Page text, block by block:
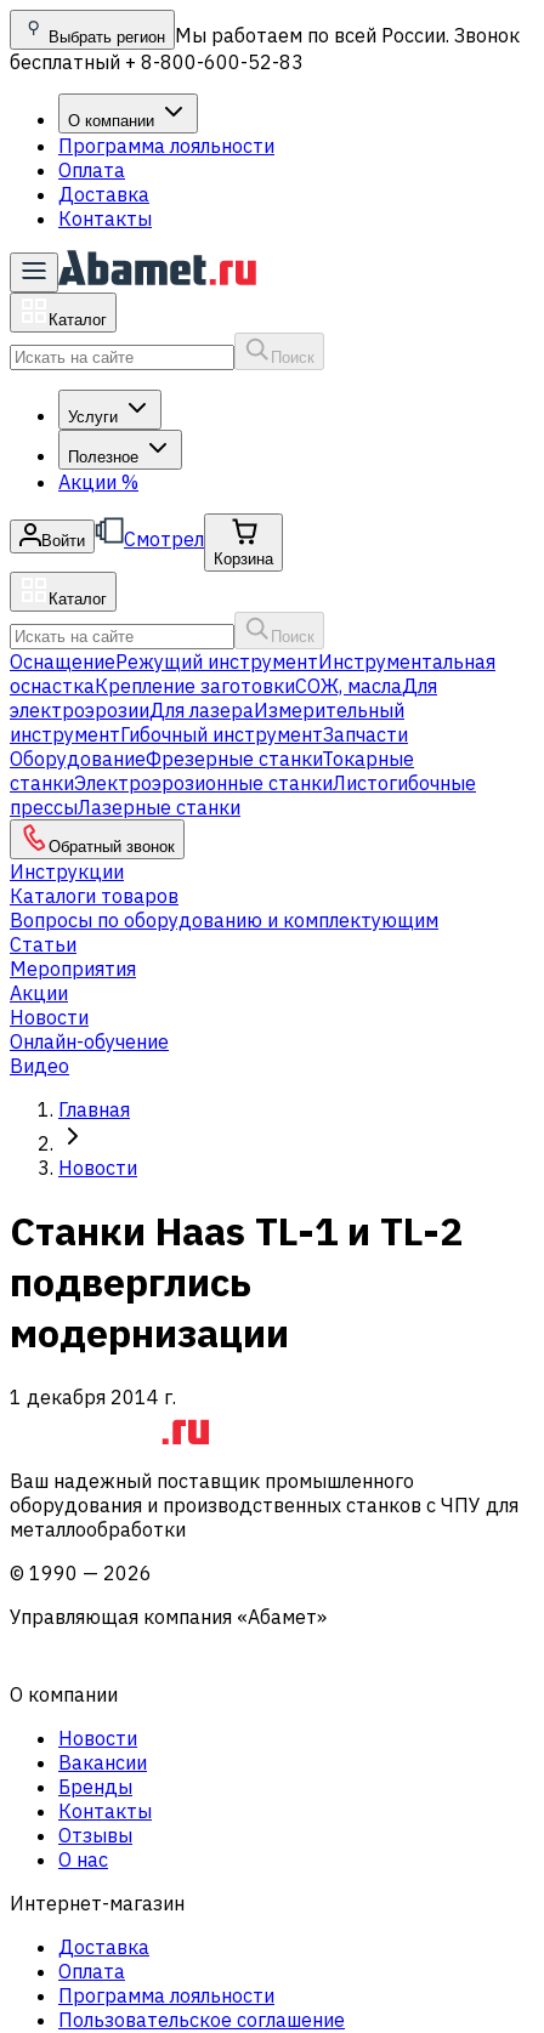
Выбрать регион Мы работаем по всей России. Звонок
бесплатный + 8-800-600-52-83
О компании
Программа лояльности
Оплата
Доставка
Контакты
Каталог
Поиск
Услуги
Полезное
Акции %
Войти Смотрел
Корзина
Каталог
Поиск
ОснащениеРежущий инструментИнструментальная
оснасткаКрепление заготовкиСОЖ, маслаДля
электроэрозииДля лазераИзмерительный
инструментГибочный инструментЗапчасти
ОборудованиеФрезерные станкиТокарные
станкиЭлектроэрозионные станкиЛистогибочные
прессыЛазерные станки
Обратный звонок
Инструкции
Каталоги товаров
Вопросы по оборудованию и комплектующим
Статьи
Мероприятия
Акции
Новости
Онлайн-обучение
Видео
Главная
Новости
Станки Haas TL-1 и TL-2
подверглись
модернизации
1 декабря 2014 г.
Ваш надежный поставщик промышленного
оборудования и производственных станков с ЧПУ для
металлообработки
© 1990 — 2026
Управляющая компания «Абамет»
О компании
Новости
Вакансии
Бренды
Контакты
Отзывы
О нас
Интернет-магазин
Доставка
Оплата
Программа лояльности
Пользовательское соглашение